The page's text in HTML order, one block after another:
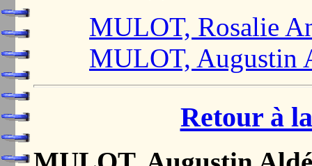
MULOT, Rosalie
MULOT, Augustin
Retour à